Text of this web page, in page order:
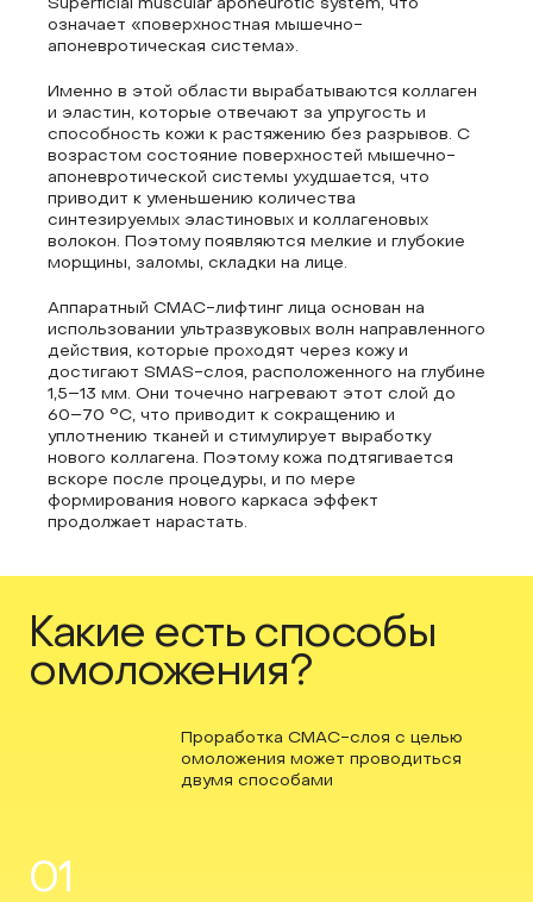
Superficial muscular aponeurotic system, что
означает «поверхностная мышечно-
апоневротическая система».
Именно в этой области вырабатываются коллаген
и эластин, которые отвечают за упругость и
способность кожи к растяжению без разрывов. С
возрастом состояние поверхностей мышечно-
апоневротической системы ухудшается, что
приводит к уменьшению количества
синтезируемых эластиновых и коллагеновых
волокон. Поэтому появляются мелкие и глубокие
морщины, заломы, складки на лице.
Аппаратный СМАС-лифтинг лица основан на
использовании ультразвуковых волн направленного
действия, которые проходят через кожу и
достигают SMAS-слоя, расположенного на глубине
1,5–13 мм. Они точечно нагревают этот слой до
60–70 °C, что приводит к сокращению и
уплотнению тканей и стимулирует выработку
нового коллагена. Поэтому кожа подтягивается
вскоре после процедуры, и по мере
формирования нового каркаса эффект
продолжает нарастать.
Какие есть способы
омоложения?
Проработка СМАС-слоя с целью
омоложения может проводиться
двумя способами
01